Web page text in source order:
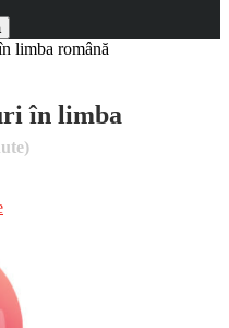
limba română
în limba